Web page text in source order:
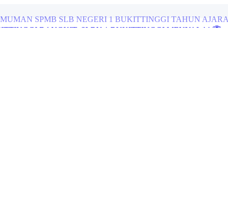
BANGKIT, SLBN 1 BUKITTINGGI MENYALA! 🏆...